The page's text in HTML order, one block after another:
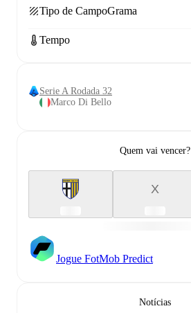
Tipo de CampoGrama
Tempo
Serie A Rodada 32
Marco Di Bello
Quem vai vencer?
X
Jogue FotMob Predict
Notícias